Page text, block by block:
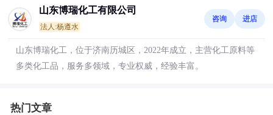
山东博瑞化工有限公司
法人:杨遵水
咨询 进店
山东博瑞化工，位于济南历城区，2022年成立，主营化工原料等
多类化工品，服务多领域，专业权威，经验丰富。
热门文章